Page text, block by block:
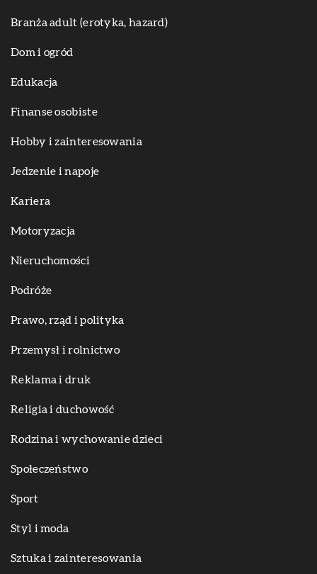
Branża adult (erotyka, hazard)
Dom i ogród
Edukacja
Finanse osobiste
Hobby i zainteresowania
Jedzenie i napoje
Kariera
Motoryzacja
Nieruchomości
Podróże
Prawo, rząd i polityka
Przemysł i rolnictwo
Reklama i druk
Religia i duchowość
Rodzina i wychowanie dzieci
Społeczeństwo
Sport
Styl i moda
Sztuka i zainteresowania